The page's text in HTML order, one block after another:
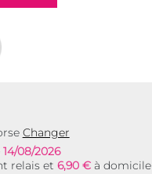
Changer
14/08/2026
relais et 6,90 €à domicile